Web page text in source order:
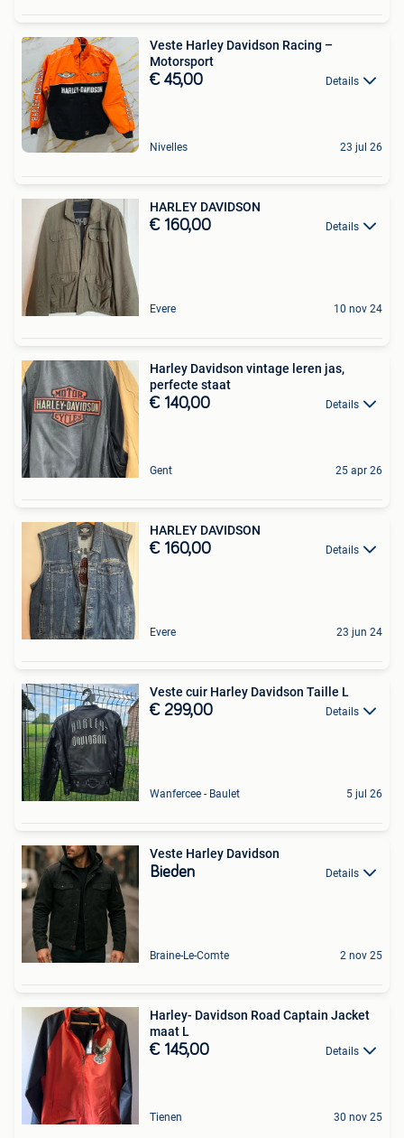
Veste Harley Davidson Racing –
Motorsport
€ 45,00 Details
Nivelles 23 jul 26
HARLEY DAVIDSON
€ 160,00 Details
Evere 10 nov 24
Harley Davidson vintage leren jas,
perfecte staat
€ 140,00 Details
Gent 25 apr 26
HARLEY DAVIDSON
€ 160,00 Details
Evere 23 jun 24
Veste cuir Harley Davidson Taille L
€ 299,00 Details
Wanfercee - Baulet 5 jul 26
Veste Harley Davidson
Bieden Details
Braine-Le-Comte 2 nov 25
Harley- Davidson Road Captain Jacket
maat L
€ 145,00 Details
Tienen 30 nov 25